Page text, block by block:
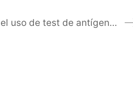
ALA reclama el uso de test de antígenos como alternativa al PCR después de que la Comisión Europea admita esta prueba